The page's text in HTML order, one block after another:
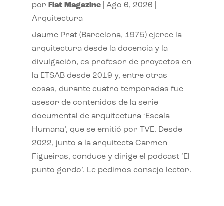
por Flat Magazine| Ago 6, 2026
Arquitectura
Jaume Prat (Barcelona, 1975) ejerce la
arquitectura desde la docencia y la
divulgación, es profesor de proyectos en
la ETSAB desde 2019 y, entre otras
cosas, durante cuatro temporadas fue
asesor de contenidos de la serie
documental de arquitectura ‘Escala
Humana’, que se emitió por TVE. Desde
2022, junto a la arquitecta Carmen
Figueiras, conduce y dirige el podcast ‘El
punto gordo’. Le pedimos consejo lector.